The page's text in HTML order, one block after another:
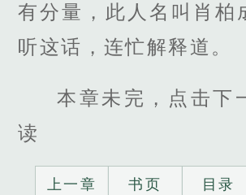
有分量，此人名叫肖柏
听这话，连忙解释道。
本章未完，点击下
读
上一章 书页 目录